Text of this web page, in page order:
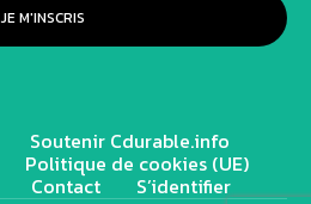
JE M'INSCRIS
Soutenir Cdurable.info
Politique de cookies (UE)
Contact S’identifier